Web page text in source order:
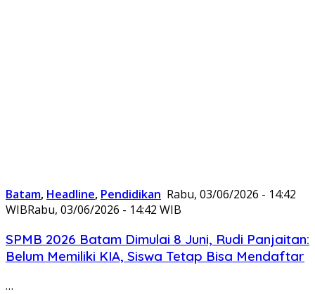
Batam, Headline, Pendidikan Rabu, 03/06/2026 - 14:42
WIBRabu, 03/06/2026 - 14:42 WIB
SPMB 2026 Batam Dimulai 8 Juni, Rudi Panjaitan:
Belum Memiliki KIA, Siswa Tetap Bisa Mendaftar
…